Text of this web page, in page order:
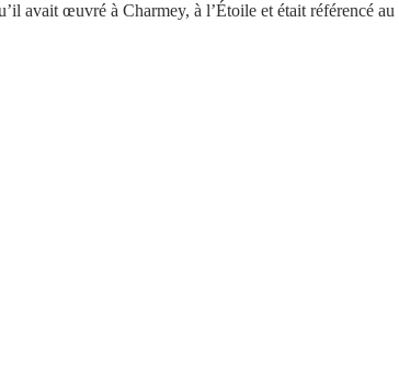
avait œuvré à Charmey, à l’Étoile et était référencé au